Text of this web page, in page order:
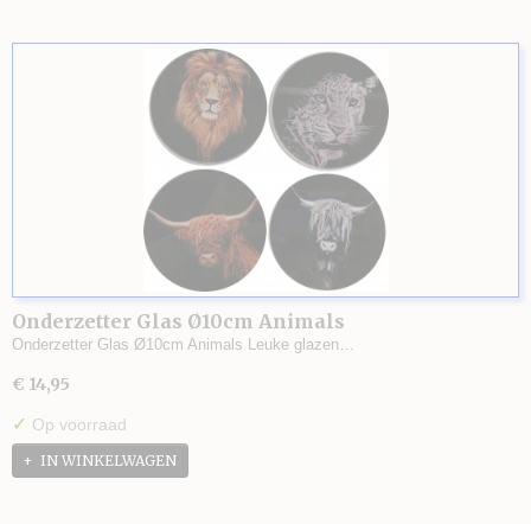
Onderzetter Glas Ø10cm Animals
Onderzetter Glas Ø10cm Animals Leuke glazen…
€ 14,95
✓ Op voorraad
IN WINKELWAGEN